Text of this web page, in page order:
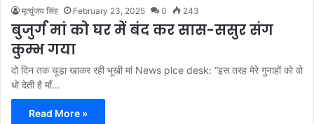
मृत्युंजय सिंह February 23, 2025 0 243
बुजुर्ग मां को घर में बंद कर सास-ससुर संग
कुम्भ गया
दो दिन तक चूड़ा खाकर रही भूखी मां News plce desk: “इस तरह मेरे गुनाहों को वो
धो देती है माँ…
Read More »